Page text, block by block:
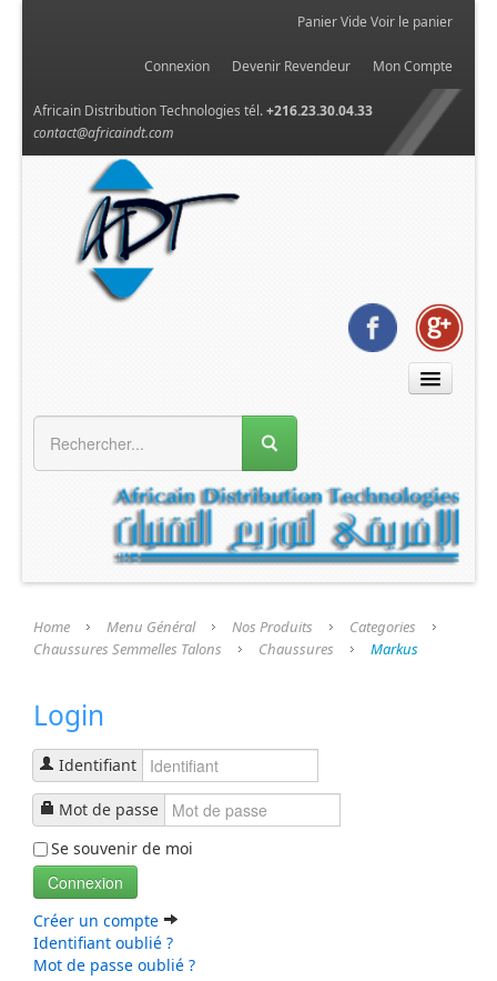
Panier Vide Voir le panier
Connexion Devenir Revendeur Mon Compte
Africain Distribution Technologies tél.+216.23.30.04.33
contact@africaindt.com
MENU GÉNÉRAL
Présentation
Nos Produits
Categories
Chaussures
semelle Fini
Talons
Prothèse et Accessoires
Liste Produits
Nos Services
Home Menu Général Nos Produits
Categories
Chaussures Semmelles Talons
Chaussures Markus
Login
Identifiant
Mot de passe
Se souvenir de moi
Connexion
Créer un compte
Identifiant oublié ?
Mot de passe oublié ?